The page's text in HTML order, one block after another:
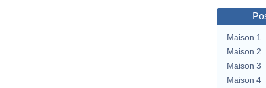
Maison 1
Maison 2
Maison 3
Maison 4